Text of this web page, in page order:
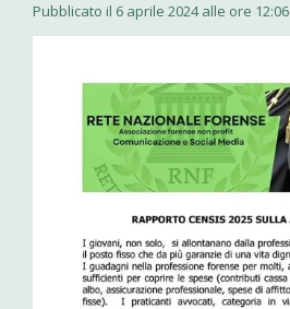
Pubblicato il 6 aprile 2024 alle ore 12:06